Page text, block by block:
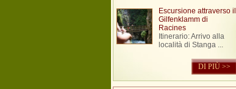
Escursione attraverso il
Gilfenklamm di
Racines
Itinerario: Arrivo alla
località di Stanga ...
DI PIÙ >>